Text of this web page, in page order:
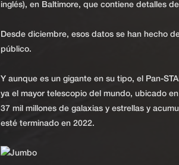
inglés), en Baltimore, que contiene detalles
Desde diciembre, esos datos se han hecho
público.
Y aunque es un gigante en su tipo, el Pan-
ya el mayor telescopio del mundo, ubicado
37 mil millones de galaxias y estrellas y
esté terminado en 2022.